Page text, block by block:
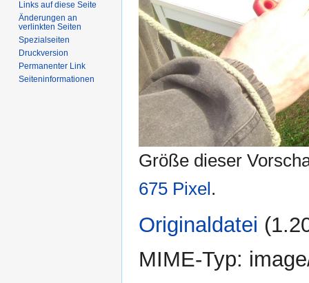
Größe dieser
675 Pixel.
Originaldatei
MIME-Typ:
Links auf diese Seite
Änderungen an
verlinkten Seiten
Spezialseiten
Druckversion
Permanenter Link
Seiten­informationen